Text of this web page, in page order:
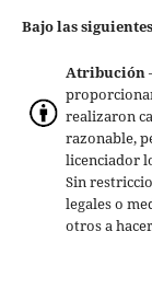
Bajo las
Atribución
realizaron
razonable,
licenciador
Sin
legales o
otros a